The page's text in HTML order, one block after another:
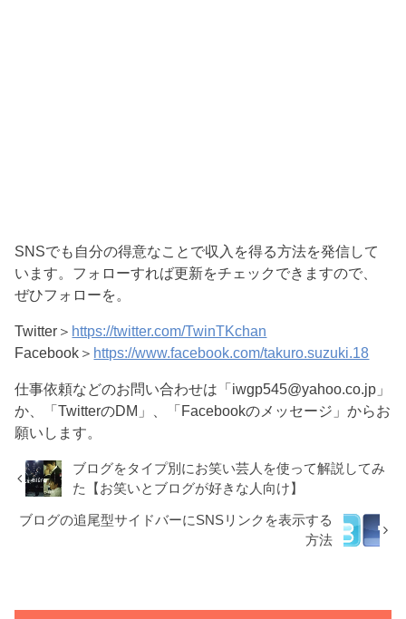
SNSでも自分の得意なことで収入を得る方法を発信して
います。フォローすれば更新をチェックできますので、
ぜひフォローを。
Twitter＞ https://twitter.com/TwinTKchan
Facebook＞ https://www.facebook.com/takuro.suzuki.18
仕事依頼などのお問い合わせは「iwgp545@yahoo.co.jp」
か、「TwitterのDM」、「Facebookのメッセージ」からお
願いします。
ブログをタイプ別にお笑い芸人を使って解説してみ
た【お笑いとブログが好きな人向け】
ブログの追尾型サイドバーにSNSリンクを表示する
方法